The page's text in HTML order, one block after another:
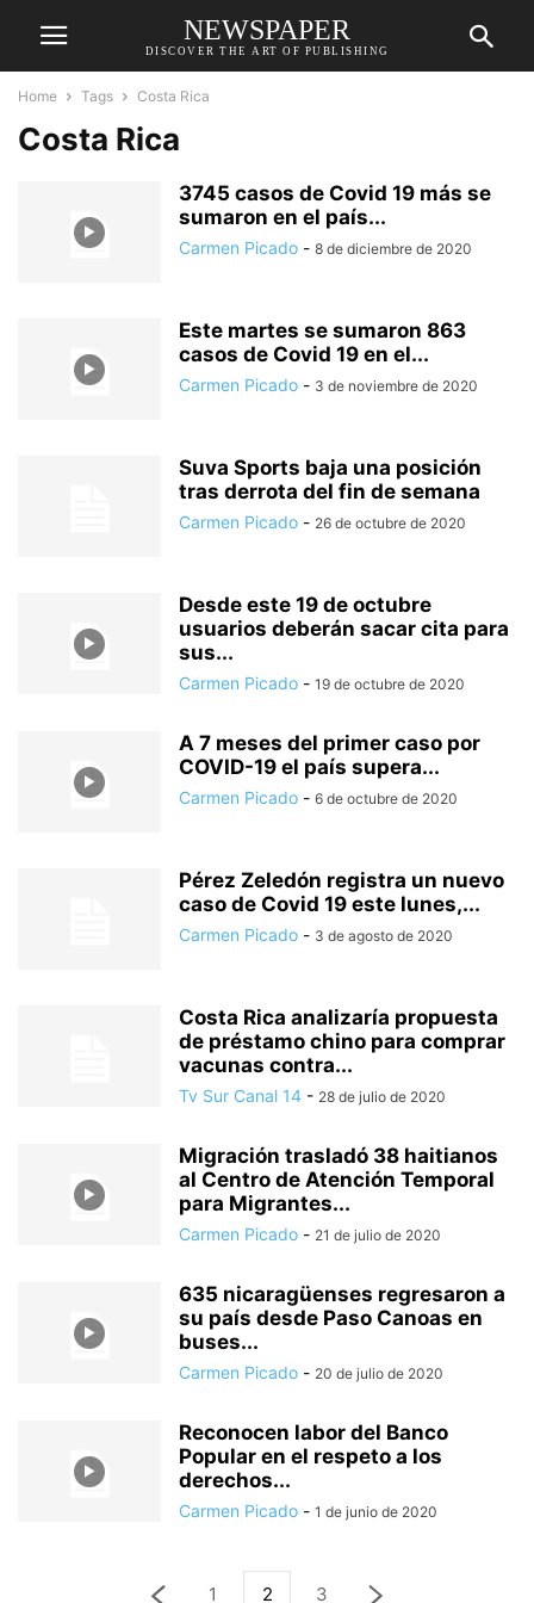
NEWSPAPER
DISCOVER THE ART OF PUBLISHING
Home Tags Costa Rica
Costa Rica
3745 casos de Covid 19 más se
sumaron en el país...
Carmen Picado - 8 de diciembre de 2020
Este martes se sumaron 863
casos de Covid 19 en el...
Carmen Picado - 3 de noviembre de 2020
Suva Sports baja una posición
tras derrota del fin de semana
Carmen Picado - 26 de octubre de 2020
Desde este 19 de octubre
usuarios deberán sacar cita para
sus...
Carmen Picado - 19 de octubre de 2020
A 7 meses del primer caso por
COVID-19 el país supera...
Carmen Picado - 6 de octubre de 2020
Pérez Zeledón registra un nuevo
caso de Covid 19 este lunes,...
Carmen Picado - 3 de agosto de 2020
Costa Rica analizaría propuesta
de préstamo chino para comprar
vacunas contra...
Tv Sur Canal 14 - 28 de julio de 2020
Migración trasladó 38 haitianos
al Centro de Atención Temporal
para Migrantes...
Carmen Picado - 21 de julio de 2020
635 nicaragüenses regresaron a
su país desde Paso Canoas en
buses...
Carmen Picado - 20 de julio de 2020
Reconocen labor del Banco
Popular en el respeto a los
derechos...
Carmen Picado - 1 de junio de 2020
1 2 3